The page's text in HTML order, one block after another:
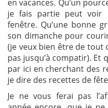
en vacances. Qu’un
je fais partie peut voir
fenêtre. Qu’une bonne
son dimanche pour
(je veux bien être de tout
pas jusqu’à compatir). Et
par ici en cherchant des
je dire des recettes de
Je ne vous ferai pas